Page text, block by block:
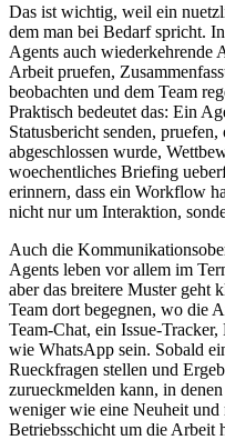
Das ist wichtig, weil ein nuetzl
dem man bei Bedarf spricht. In
Agents auch wiederkehrende
Arbeit pruefen, Zusammenfass
beobachten und dem Team reg
Praktisch bedeutet das: Ein Ag
Statusbericht senden, pruefen,
abgeschlossen wurde, Wettbe
woechentliches Briefing ueber
erinnern, dass ein Workflow ha
nicht nur um Interaktion, sond
Auch die Kommunikationsobe
Agents leben vor allem im Ter
aber das breitere Muster geht k
Team dort begegnen, wo die A
Team-Chat, ein Issue-Tracker,
wie WhatsApp sein. Sobald ei
Rueckfragen stellen und Ergeb
zurueckmelden kann, in denen
weniger wie eine Neuheit und
Betriebsschicht um die Arbeit